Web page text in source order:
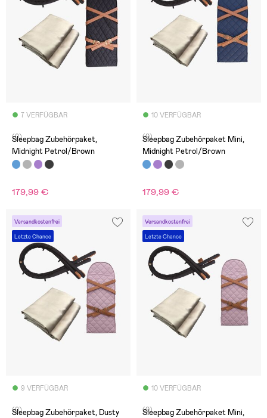
7 VERFÜGBAR
(0)
Sleepbag Zubehörpaket,
Midnight Petrol/Brown
179,99 €
10 VERFÜGBAR
(0)
Sleepbag Zubehörpaket Mini,
Midnight Petrol/Brown
179,99 €
Versandkostenfrei
Letzte Chance
9 VERFÜGBAR
(0)
Sleepbag Zubehörpaket, Dusty
Versandkostenfrei
Letzte Chance
10 VERFÜGBAR
(0)
Sleepbag Zubehörpaket Mini,